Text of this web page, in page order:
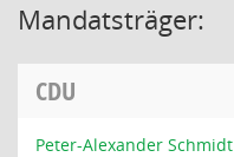
Mandatsträger:
CDU
Peter-Alexander Schmidt